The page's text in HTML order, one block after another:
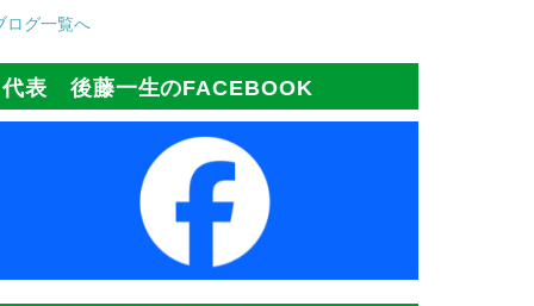
ログ一覧へ
代表 後藤一生のFACEBOOK